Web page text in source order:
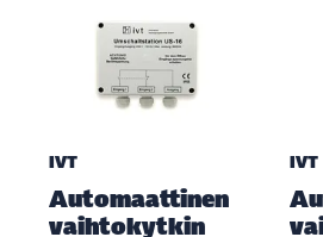
IVT
Automaattinen
vaihtokytkin
IVT